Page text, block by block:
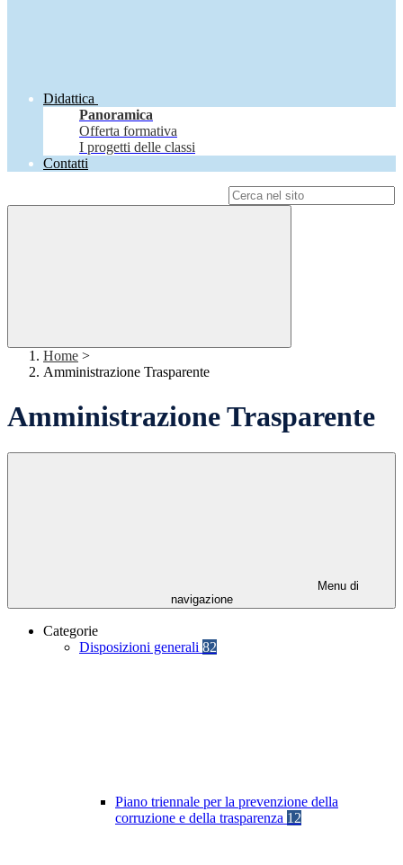
Didattica
Panoramica
Offerta formativa
I progetti delle classi
Contatti
Home >
Amministrazione Trasparente
Amministrazione Trasparente
Menu di
navigazione
Categorie
Disposizioni generali 82
Piano triennale per la prevenzione della
corruzione e della trasparenza 12